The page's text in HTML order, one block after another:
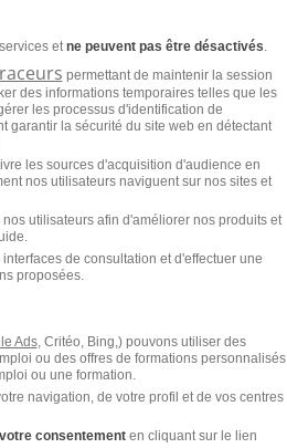
H/F
et ne peuvent pas être désactivés
permettant de maintenir la session
des informations temporaires telles que les
les processus d'identification de
garantir la sécurité du site web en détectant
les sources d'acquisition d'audience en
nos utilisateurs naviguent sur nos sites et
utilisateurs afin d'améliorer nos produits et
de consultation et d'effectuer une
proposées.
Ads, Critéo, Bing,) pouvons utiliser des
ou des offres de formations personnalisés
ou une formation.
navigation, de votre profil et de vos centres
consentementen cliquant sur le lien